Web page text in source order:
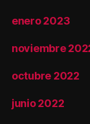
enero 2023
noviembre
octubre 2022
junio 2022